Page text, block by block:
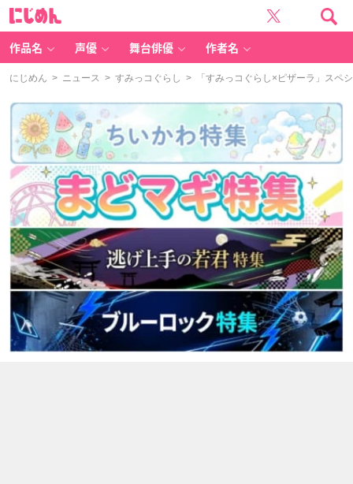
作品名 声優 舞台俳優 作者名
にじめん > ニュース > すみっコぐらし > 「すみっコぐらし×ピザーラ」スペ